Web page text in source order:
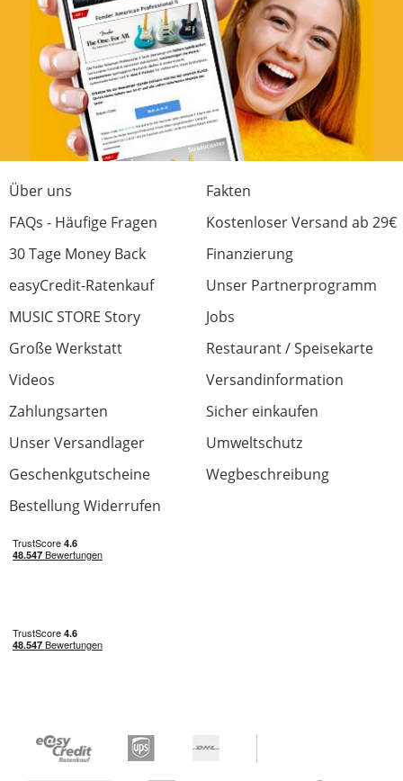
Über uns
Fakten
FAQs - Häufige Fragen
Kostenloser Versand ab 29€
30 Tage Money Back
Finanzierung
easyCredit-Ratenkauf
Unser Partnerprogramm
MUSIC STORE Story
Jobs
Große Werkstatt
Restaurant / Speisekarte
Videos
Versandinformation
Zahlungsarten
Sicher einkaufen
Unser Versandlager
Umweltschutz
Geschenkgutscheine
Wegbeschreibung
Bestellung Widerrufen